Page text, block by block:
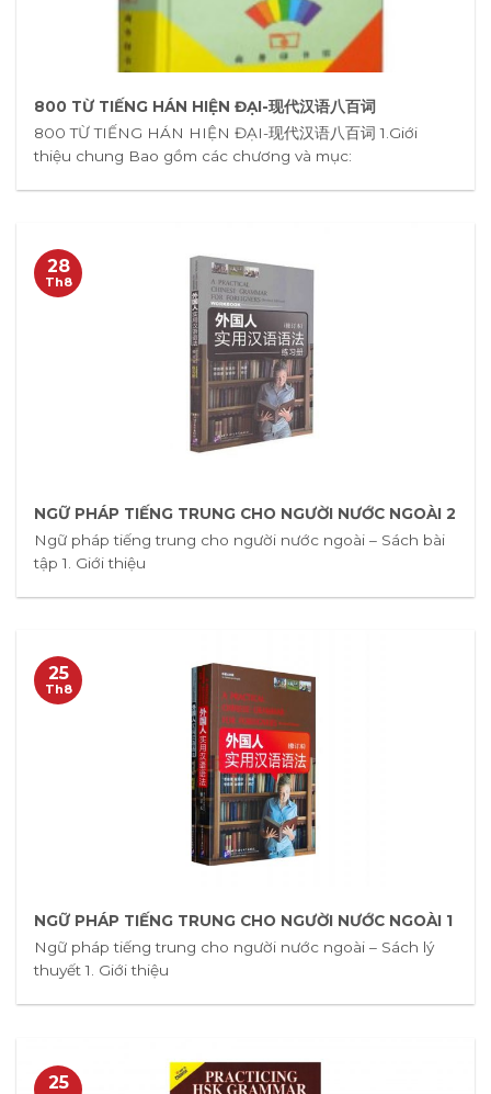
800 TỪ TIẾNG HÁN HIỆN ĐẠI-现代汉语八百词
800 TỪ TIẾNG HÁN HIỆN ĐẠI-现代汉语八百词 1.Giới
thiệu chung Bao gồm các chương và mục:
NGỮ PHÁP TIẾNG TRUNG CHO NGƯỜI NƯỚC NGOÀI 2
Ngữ pháp tiếng trung cho người nước ngoài – Sách bài
tập 1. Giới thiệu
28
Th8
NGỮ PHÁP TIẾNG TRUNG CHO NGƯỜI NƯỚC NGOÀI 1
Ngữ pháp tiếng trung cho người nước ngoài – Sách lý
thuyết 1. Giới thiệu
25
Th8
25